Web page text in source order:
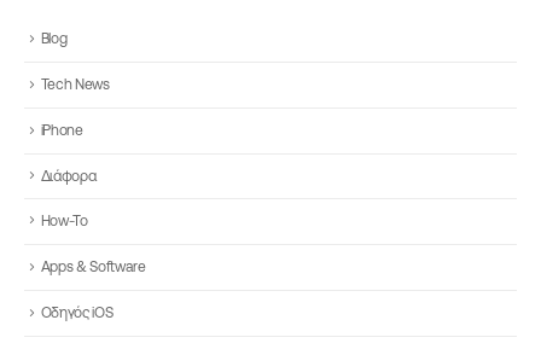
Blog
Tech News
iPhone
Διάφορα
How-To
Apps & Software
Οδηγός iOS